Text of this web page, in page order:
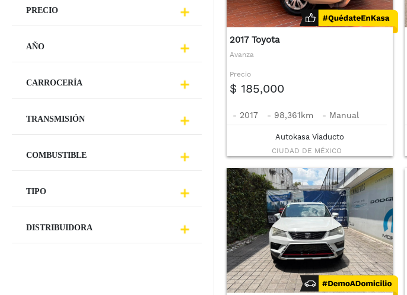
PRECIO
AÑO
CARROCERÍA
TRANSMISIÓN
COMBUSTIBLE
TIPO
DISTRIBUIDORA
2017 Toyota
Avanza
Precio
$ 185,000
- 2017 - 98,361km - Manual
Autokasa Viaducto
CIUDAD DE MÉXICO